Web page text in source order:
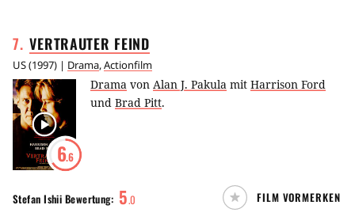
7. VERTRAUTER FEIND
US(1997) | Drama,Actionfilm
6.6
Drama von Alan J. Pakula mit Harrison Ford
und Brad Pitt.
Stefan Ishii Bewertung: 5.0 FILM VORMERKEN